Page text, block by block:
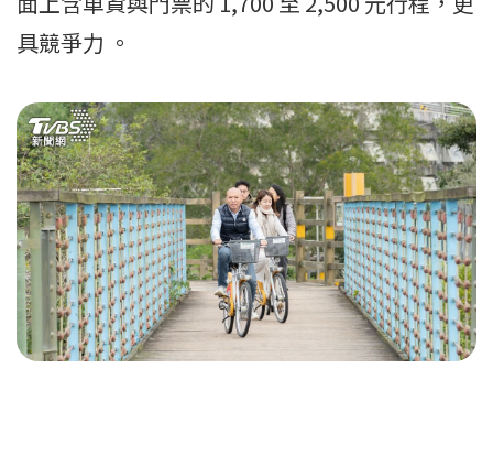
具競爭力 。